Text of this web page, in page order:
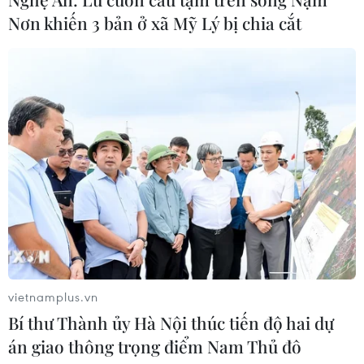
hiếm gặp
02/08/2026 05:58
Giao chỉ tiêu bao phủ bảo hiểm y tế
toàn quốc đạt 100% vào năm 2030
02/08/2026 04:54
Tạo đột phá từ y tế cơ sở đến phát
triển nguồn nhân lực
02/08/2026 03:25
Nơn khiến 3 bản ở xã Mỹ Lý bị chia cắt
vietnamplus.vn
Bí thư Thành ủy Hà Nội thúc tiến độ hai dự
án giao thông trọng điểm Nam Thủ đô